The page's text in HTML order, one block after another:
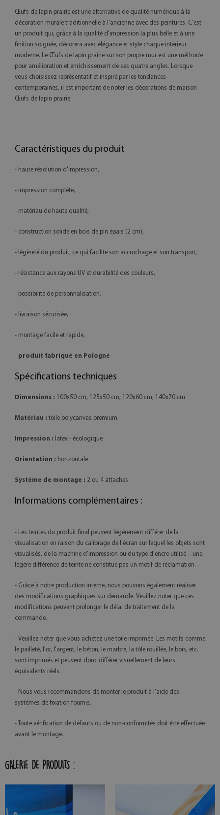
Œufs de lapin prairie est une alternative de qualité numérique à la
décoration murale traditionnelle à l'ancienne avec des peintures. C'est
un produit qui, grâce à la qualité d'impression la plus belle et à une
finition soignée, décorera avec élégance et style chaque intérieur
moderne. Le Œufs de lapin prairie sur son propre mur est une méthode
pour amélioration et enrichissement de ses quatre angles. Lorsque
vous choisissez représentatif et inspiré par les tendances
contemporaines, il est important de noter les décorations de maison
Œufs de lapin prairie.
Caractéristiques du produit
- haute résolution d'impression,
- impression complète,
- matériau de haute qualité,
- construction solide en bois de pin épais (2 cm),
- légèreté du produit, ce qui facilite son accrochage et son transport,
- résistance aux rayons UV et durabilité des couleurs,
- possibilité de personnalisation,
- livraison sécurisée,
- montage facile et rapide,
- produit fabriqué en Pologne
Spécifications techniques
Dimensions : 100x50 cm, 125x50 cm, 120x60 cm, 140x70 cm
Matériau : toile polycanvas premium
Impression : latex - écologique
Orientation : horizontale
Système de montage : 2 ou 4 attaches
Informations complémentaires :
- Les teintes du produit final peuvent légèrement différer de la
visualisation en raison du calibrage de l'écran sur lequel les objets sont
visualisés, de la machine d'impression ou du type d'encre utilisé – une
légère différence de teinte ne constitue pas un motif de réclamation.
- Grâce à notre production interne, nous pouvons également réaliser
des modifications graphiques sur demande. Veuillez noter que ces
modifications peuvent prolonger le délai de traitement de la
commande.
- Veuillez noter que vous achetez une toile imprimée. Les motifs comme
le pailleté, l'or, l'argent, le béton, le marbre, la tôle rouillée, le bois, etc.
sont imprimés et peuvent donc différer visuellement de leurs
équivalents réels.
- Nous vous recommandons de monter le produit à l'aide des
systèmes de fixation fournis.
- Toute vérification de défauts ou de non-conformités doit être effectuée
avant le montage.
GALERIE DE PRODUITS :